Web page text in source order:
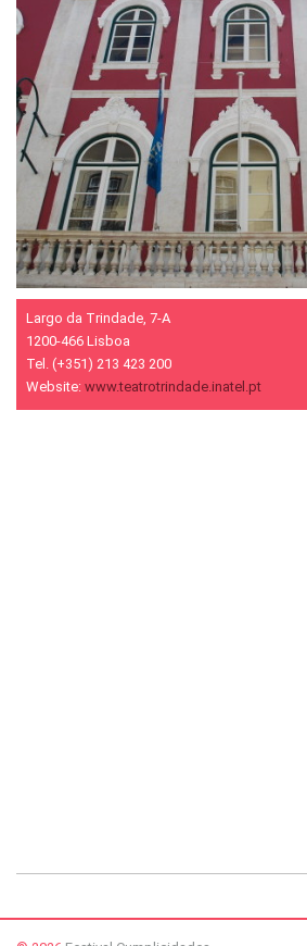
Largo da Trindade, 7-A
1200-466 Lisboa
Tel. (+351) 213 423 200
Website: www.teatrotrindade.inatel.pt